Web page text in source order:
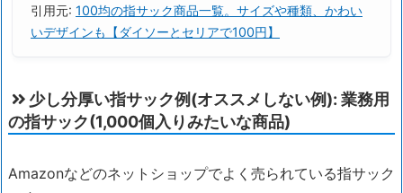
引用元: 100均の指サック商品一覧。サイズや種類、かわい
いデザインも【ダイソーとセリアで100円】
少し分厚い指サック例(オススメしない例): 業務用
の指サック(1,000個入りみたいな商品)
Amazonなどのネットショップでよく売られている指サック